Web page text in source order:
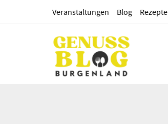
Veranstaltungen Blog Rezepte